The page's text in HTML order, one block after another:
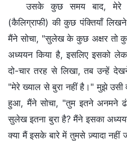
उसके कुछ समय बाद,
(कैलिग्राफी) की कुछ पंक्तियाँ
मैंने सोचा, "सुलेख के कुछ अक्षर तो
अध्ययन किया है, इसलिए इसको
दो-चार तरह से लिखा, तब उन्हें
"मेरे ख्याल से बुरा नहीं है।" मुझे उसी
हुआ, मैंने सोचा, "तुम इतने अनमने
सुलेख इतना बुरा है? मैंने इसका
क्या मैं इसके बारे में तुमसे ज़्यादा नहीं